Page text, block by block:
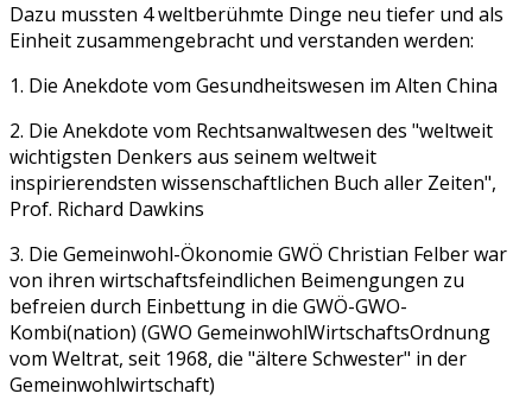
Dazu mussten 4 weltberühmte Dinge neu tiefer und als
Einheit zusammengebracht und verstanden werden:
1. Die Anekdote vom Gesundheitswesen im Alten China
2. Die Anekdote vom Rechtsanwaltwesen des "weltweit
wichtigsten Denkers aus seinem weltweit
inspirierendsten wissenschaftlichen Buch aller Zeiten",
Prof. Richard Dawkins
3. Die Gemeinwohl-Ökonomie GWÖ Christian Felber war
von ihren wirtschaftsfeindlichen Beimengungen zu
befreien durch Einbettung in die GWÖ-GWO-
Kombi(nation) (GWO GemeinwohlWirtschaftsOrdnung
vom Weltrat, seit 1968, die "ältere Schwester" in der
Gemeinwohlwirtschaft)